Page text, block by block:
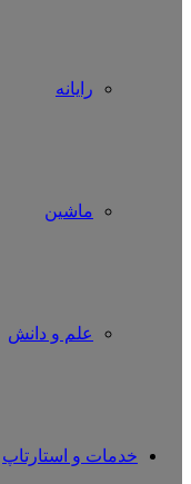
رایانه
ماشین
علم و دانش
خدمات و استارتاپ